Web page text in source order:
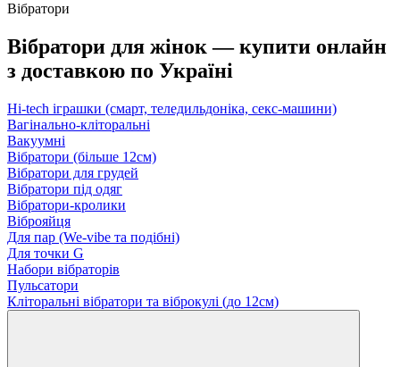
Вібратори
Вібратори для жінок — купити онлайн
з доставкою по Україні
Hi-tech іграшки (смарт, теледильдоніка, секс-машини)
Вагінально-кліторальні
Вакуумні
Вібратори (більше 12см)
Вібратори для грудей
Вібратори під одяг
Вібратори-кролики
Віброяйця
Для пар (We-vibe та подібні)
Для точки G
Набори вібраторів
Пульсатори
Кліторальні вібратори та віброкулі (до 12см)